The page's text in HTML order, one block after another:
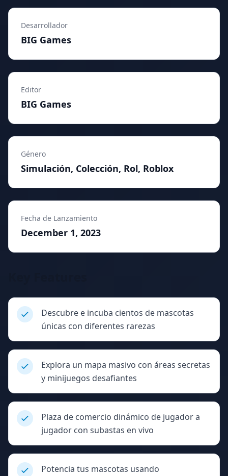
Desarrollador
BIG Games
Editor
BIG Games
Género
Simulación, Colección, Rol, Roblox
Fecha de Lanzamiento
December 1, 2023
Descubre e incuba cientos de mascotas
únicas con diferentes rarezas
Explora un mapa masivo con áreas secretas
y minijuegos desafiantes
Plaza de comercio dinámico de jugador a
jugador con subastas en vivo
Potencia tus mascotas usando